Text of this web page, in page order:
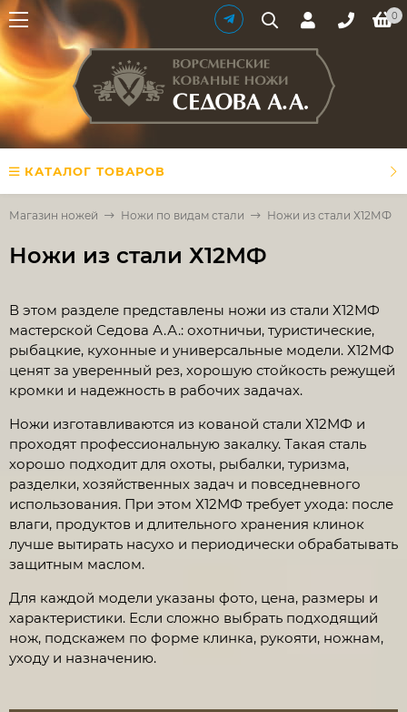
0
КАТАЛОГ ТОВАРОВ
Магазин ножей Ножи по видам стали Ножи из стали Х12МФ
Ножи из стали Х12МФ
В этом разделе представлены ножи из стали Х12МФ
мастерской Седова А.А.: охотничьи, туристические,
рыбацкие, кухонные и универсальные модели. Х12МФ
ценят за уверенный рез, хорошую стойкость режущей
кромки и надежность в рабочих задачах.
Ножи изготавливаются из кованой стали Х12МФ и
проходят профессиональную закалку. Такая сталь
хорошо подходит для охоты, рыбалки, туризма,
разделки, хозяйственных задач и повседневного
использования. При этом Х12МФ требует ухода: после
влаги, продуктов и длительного хранения клинок
лучше вытирать насухо и периодически обрабатывать
защитным маслом.
Для каждой модели указаны фото, цена, размеры и
характеристики. Если сложно выбрать подходящий
нож, подскажем по форме клинка, рукояти, ножнам,
уходу и назначению.